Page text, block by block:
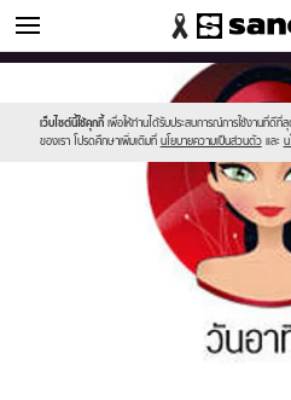
ดูดวง
เว็บไซต์นี้ใช้คุกกี้ เพื่อให้ท่านได้รับประสบการณ์การใช้งานที่ดีที่
ของเรา โปรดศึกษาเพิ่มเติมที่ นโยบายความเป็นส่วนตัว และ น
//s.isanook.com/sr/0/images/logo-
sanook.png
//s.isanook.com/ho/0/ud/11/55737/